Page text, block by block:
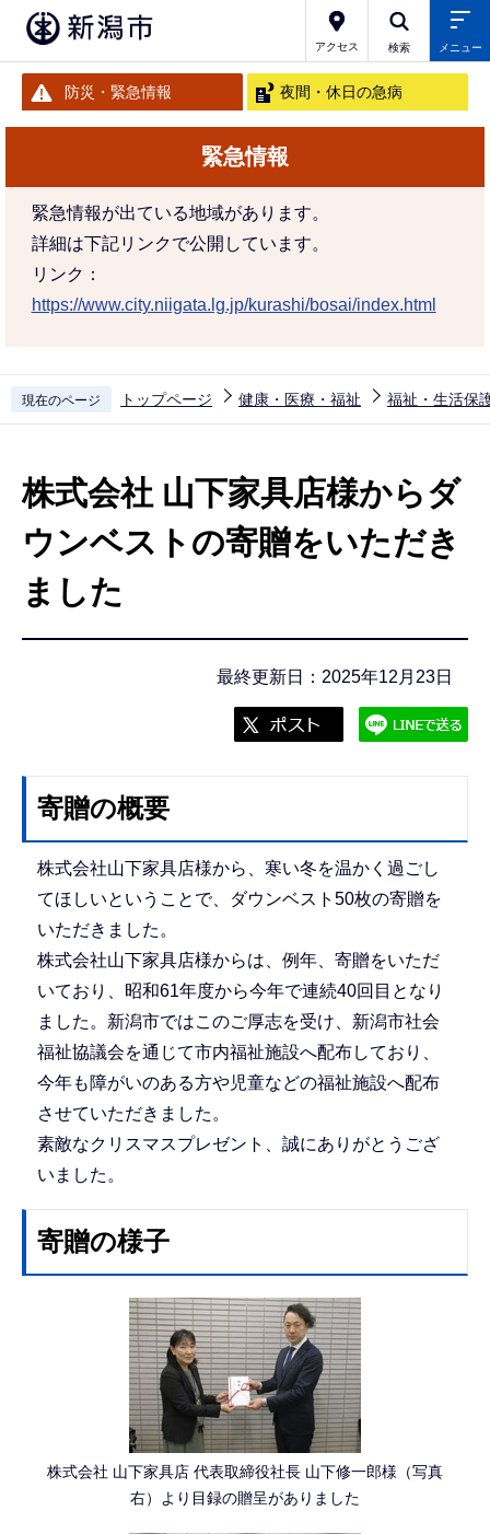
アクセス 検索 メニュー
防災・緊急情報 夜間・休日の急病
緊急情報
緊急情報が出ている地域があります。
詳細は下記リンクで公開しています。
リンク：
https://www.city.niigata.lg.jp/kurashi/bosai/index.html
現在のページ トップページ 健康・医療・福祉 福祉・生活保
株式会社 山下家具店様からダ
ウンベストの寄贈をいただき
ました
最終更新日：2025年12月23日
寄贈の概要
株式会社山下家具店様から、寒い冬を温かく過ごし
てほしいということで、ダウンベスト50枚の寄贈を
いただきました。
株式会社山下家具店様からは、例年、寄贈をいただ
いており、昭和61年度から今年で連続40回目となり
ました。新潟市ではこのご厚志を受け、新潟市社会
福祉協議会を通じて市内福祉施設へ配布しており、
今年も障がいのある方や児童などの福祉施設へ配布
させていただきました。
素敵なクリスマスプレゼント、誠にありがとうござ
いました。
寄贈の様子
株式会社 山下家具店 代表取締役社長 山下修一郎様（写真
右）より目録の贈呈がありました